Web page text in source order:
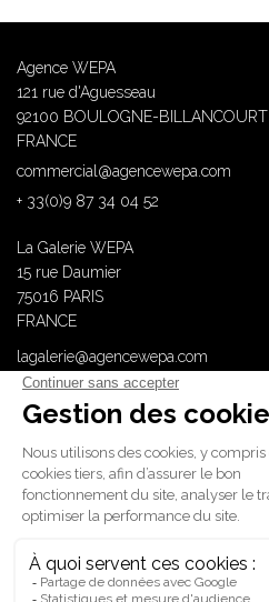
Agence WEPA
121 rue d'Aguesseau
92100 BOULOGNE-BILLANCOURT
FRANCE
commercial@agencewepa.com
+ 33(0)9 87 34 04 52
La Galerie WEPA
15 rue Daumier
75016 PARIS
FRANCE
lagalerie@agencewepa.com
WEPA est membre de
Lauréate Origin’92 – Promotion 2025